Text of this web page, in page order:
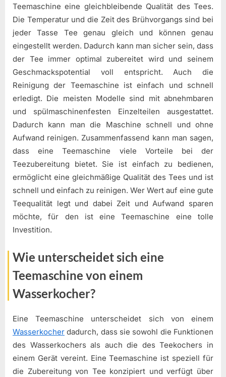
Teemaschine eine gleichbleibende Qualität des Tees.
Die Temperatur und die Zeit des Brühvorgangs sind bei
jeder Tasse Tee genau gleich und können genau
eingestellt werden. Dadurch kann man sicher sein, dass
der Tee immer optimal zubereitet wird und seinem
Geschmackspotential voll entspricht. Auch die
Reinigung der Teemaschine ist einfach und schnell
erledigt. Die meisten Modelle sind mit abnehmbaren
und spülmaschinenfesten Einzelteilen ausgestattet.
Dadurch kann man die Maschine schnell und ohne
Aufwand reinigen. Zusammenfassend kann man sagen,
dass eine Teemaschine viele Vorteile bei der
Teezubereitung bietet. Sie ist einfach zu bedienen,
ermöglicht eine gleichmäßige Qualität des Tees und ist
schnell und einfach zu reinigen. Wer Wert auf eine gute
Teequalität legt und dabei Zeit und Aufwand sparen
möchte, für den ist eine Teemaschine eine tolle
Investition.
Wie unterscheidet sich eine
Teemaschine von einem
Wasserkocher?
Eine Teemaschine unterscheidet sich von einem
Wasserkocher dadurch, dass sie sowohl die Funktionen
des Wasserkochers als auch die des Teekochers in
einem Gerät vereint. Eine Teemaschine ist speziell für
die Zubereitung von Tee konzipiert und verfügt über